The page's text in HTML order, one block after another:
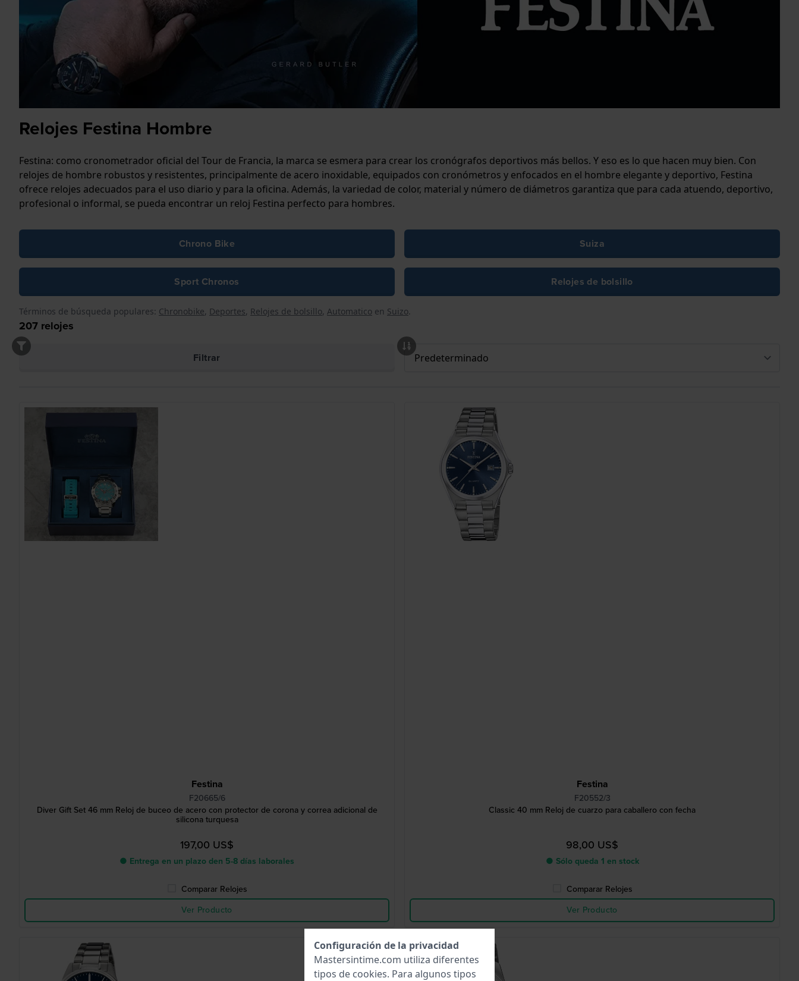
Relojes Festina Hombre
Festina: como cronometrador oficial del Tour de Francia, la marca se esmera para crear los cronógrafos deportivos más bellos. Y eso es lo que hacen muy bien. Con
relojes de hombre robustos y resistentes, principalmente de acero inoxidable, equipados con cronómetros y enfocados en el hombre elegante y deportivo, Festina
ofrece relojes adecuados para el uso diario y para la oficina. Además, la variedad de color, material y número de diámetros garantiza que para cada atuendo, deportivo,
profesional o informal, se pueda encontrar un reloj Festina perfecto para hombres.
Chrono Bike Suiza
Sport Chronos Relojes de bolsillo
Términos de búsqueda populares: Chronobike, Deportes, Relojes de bolsillo, Automatico en Suizo.
207 relojes
Filtrar
Festina
F20665/6
Diver Gift Set 46 mm Reloj de buceo de acero con protector de corona y correa adicional de
silicona turquesa
197,00 US$
● Entrega en un plazo den 5-8 días laborales
Comparar Relojes
Ver Producto
Festina
F20552/3
Classic 40 mm Reloj de cuarzo para caballero con fecha
98,00 US$
● Sólo queda 1 en stock
Comparar Relojes
Ver Producto
Los más vendidos
Configuración de la privacidad
Mastersintime.com utiliza diferentes
tipos de cookies. Para algunos tipos